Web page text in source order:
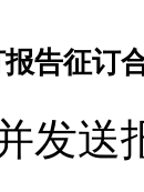
告征订
发送